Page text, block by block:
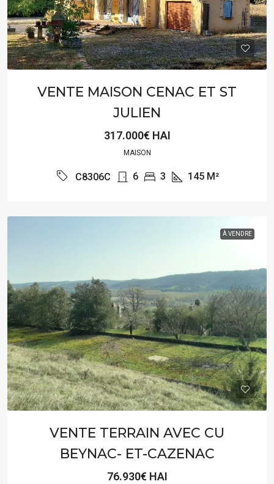
VENTE MAISON CENAC ET ST
JULIEN
317.000€ HAI
MAISON
C8306C 6 3 145 M²
À VENDRE
VENTE TERRAIN AVEC CU
BEYNAC- ET-CAZENAC
76.930€ HAI